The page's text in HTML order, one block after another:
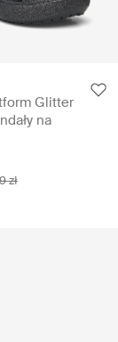
Glitter
na
zł